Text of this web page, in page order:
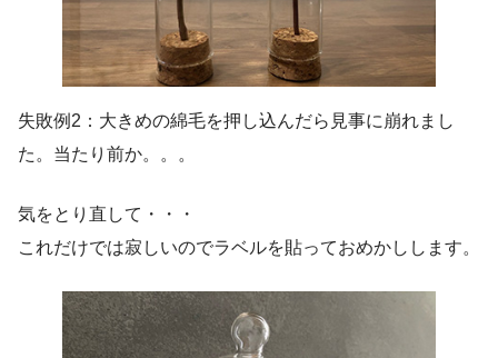
失敗例2：大きめの綿毛を押し込んだら見事に崩れまし
た。当たり前か。。。
気をとり直して・・・
これだけでは寂しいのでラベルを貼っておめかしします。